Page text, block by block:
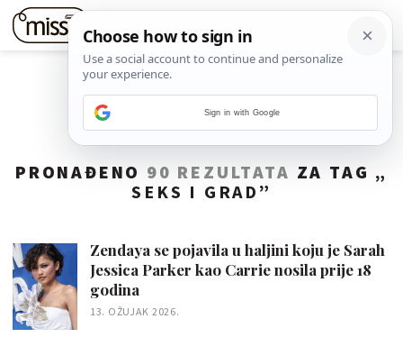
PRONAĐENO 90 REZULTATA ZA TAG „
SEKS I GRAD ”
Zendaya se pojavila u haljini koju je Sarah
Jessica Parker kao Carrie nosila prije 18
godina
13. OŽUJAK 2026.
Sign in with Google